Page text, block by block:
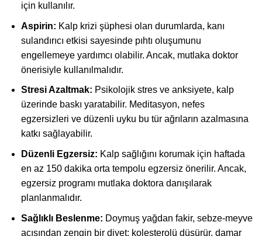
için kullanılır.
Aspirin: Kalp krizi şüphesi olan durumlarda, kanı
sulandırıcı etkisi sayesinde pıhtı oluşumunu
engellemeye yardımcı olabilir. Ancak, mutlaka doktor
önerisiyle kullanılmalıdır.
Stresi Azaltmak: Psikolojik stres ve anksiyete, kalp
üzerinde baskı yaratabilir. Meditasyon, nefes
egzersizleri ve düzenli uyku bu tür ağrıların azalmasına
katkı sağlayabilir.
Düzenli Egzersiz: Kalp sağlığını korumak için haftada
en az 150 dakika orta tempolu egzersiz önerilir. Ancak,
egzersiz programı mutlaka doktora danışılarak
planlanmalıdır.
Sağlıklı Beslenme: Doymuş yağdan fakir, sebze-meyve
açısından zengin bir diyet; kolesterolü düşürür, damar